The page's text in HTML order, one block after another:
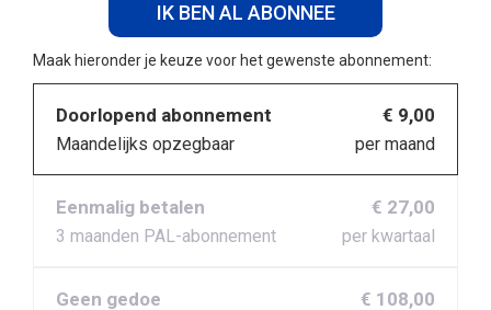
IK BEN AL ABONNEE
Maak hieronder je keuze voor het gewenste abonnement:
Doorlopend abonnement
Maandelijks opzegbaar
€ 9,00
per maand
Eenmalig betalen
3 maanden PAL-abonnement
€ 27,00
per kwartaal
Geen gedoe € 108,00